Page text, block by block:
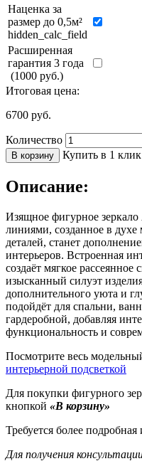
Наценка за
размер до 0,5м²
hidden_calc_field
Расширенная
гарантия 3 года
(1000 руб.)
Итоговая цена:
6700 руб.
Количество
В корзину Купить в 1 клик
Описание:
Изящное фигурное
линиями, созданное в
деталей, станет
интерьеров. Встроенная
создаёт мягкое рассеянное
изысканный силуэт
дополнительного уюта и
подойдёт для спальни,
гардеробной, добавляя
функциональность и
Посмотрите весь
интерьерной подсветкой
Для покупки фигурного
кнопкой «В корзину»
Требуется более
Для получения